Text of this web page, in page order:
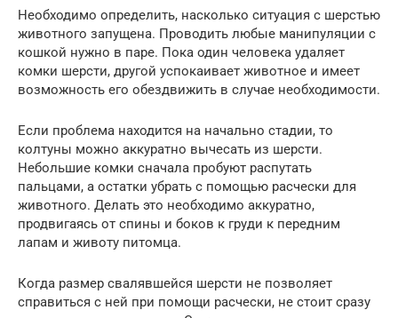
Необходимо определить, насколько ситуация с шерстью
животного запущена. Проводить любые манипуляции с
кошкой нужно в паре. Пока один человека удаляет
комки шерсти, другой успокаивает животное и имеет
возможность его обездвижить в случае необходимости.
Если проблема находится на начально стадии, то
колтуны можно аккуратно вычесать из шерсти.
Небольшие комки сначала пробуют распутать
пальцами, а остатки убрать с помощью расчески для
животного. Делать это необходимо аккуратно,
продвигаясь от спины и боков к груди к передним
лапам и животу питомца.
Когда размер свалявшейся шерсти не позволяет
справиться с ней при помощи расчески, не стоит сразу